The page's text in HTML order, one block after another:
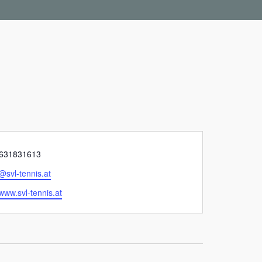
tennis.at
tennis.at